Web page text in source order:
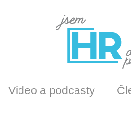
Video a podcasty